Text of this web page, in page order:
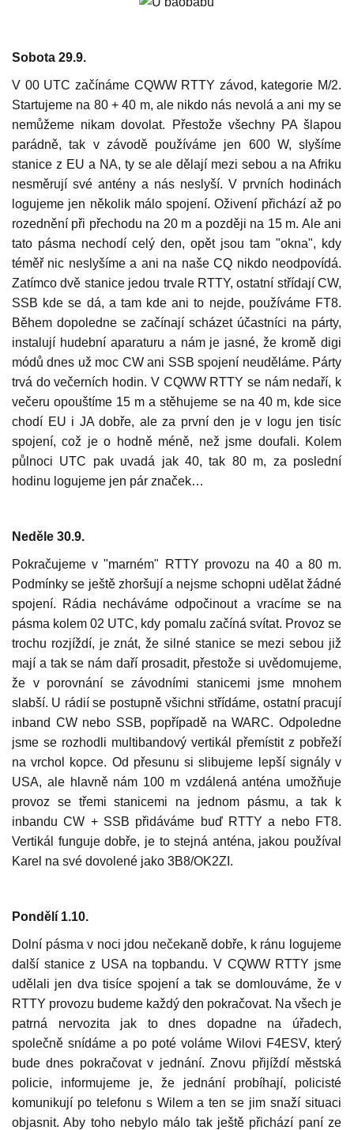
Sobota 29.9.
V 00 UTC začínáme CQWW RTTY závod, kategorie M/2.
Startujeme na 80 + 40 m, ale nikdo nás nevolá a ani my se
nemůžeme nikam dovolat. Přestože všechny PA šlapou
parádně, tak v závodě používáme jen 600 W, slyšíme
stanice z EU a NA, ty se ale dělají mezi sebou a na Afriku
nesměrují své antény a nás neslyší. V prvních hodinách
logujeme jen několik málo spojení. Oživení přichází až po
rozednění při přechodu na 20 m a později na 15 m. Ale ani
tato pásma nechodí celý den, opět jsou tam "okna", kdy
téměř nic neslyšíme a ani na naše CQ nikdo neodpovídá.
Zatímco dvě stanice jedou trvale RTTY, ostatní střídají CW,
SSB kde se dá, a tam kde ani to nejde, používáme FT8.
Během dopoledne se začínají scházet účastníci na párty,
instalují hudební aparaturu a nám je jasné, že kromě digi
módů dnes už moc CW ani SSB spojení neuděláme. Párty
trvá do večerních hodin. V CQWW RTTY se nám nedaří, k
večeru opouštíme 15 m a stěhujeme se na 40 m, kde sice
chodí EU i JA dobře, ale za první den je v logu jen tisíc
spojení, což je o hodně méně, než jsme doufali. Kolem
půlnoci UTC pak uvadá jak 40, tak 80 m, za poslední
hodinu logujeme jen pár značek…
Neděle 30.9.
Pokračujeme v "marném" RTTY provozu na 40 a 80 m.
Podmínky se ještě zhoršují a nejsme schopni udělat žádné
spojení. Rádia necháváme odpočinout a vracíme se na
pásma kolem 02 UTC, kdy pomalu začíná svítat. Provoz se
trochu rozjíždí, je znát, že silné stanice se mezi sebou již
mají a tak se nám daří prosadit, přestože si uvědomujeme,
že v porovnání se závodními stanicemi jsme mnohem
slabší. U rádií se postupně všichni střídáme, ostatní pracují
inband CW nebo SSB, popřípadě na WARC. Odpoledne
jsme se rozhodli multibandový vertikál přemístit z pobřeží
na vrchol kopce. Od přesunu si slibujeme lepší signály v
USA, ale hlavně nám 100 m vzdálená anténa umožňuje
provoz se třemi stanicemi na jednom pásmu, a tak k
inbandu CW + SSB přidáváme buď RTTY a nebo FT8.
Vertikál funguje dobře, je to stejná anténa, jakou používal
Karel na své dovolené jako 3B8/OK2ZI.
Pondělí 1.10.
Dolní pásma v noci jdou nečekaně dobře, k ránu logujeme
další stanice z USA na topbandu. V CQWW RTTY jsme
udělali jen dva tisíce spojení a tak se domlouváme, že v
RTTY provozu budeme každý den pokračovat. Na všech je
patrná nervozita jak to dnes dopadne na úřadech,
společně snídáme a po poté voláme Wilovi F4ESV, který
bude dnes pokračovat v jednání. Znovu přijíždí městská
policie, informujeme je, že jednání probíhají, policisté
komunikují po telefonu s Wilem a ten se jim snaží situaci
objasnit. Aby toho nebylo málo tak ještě přichází paní ze